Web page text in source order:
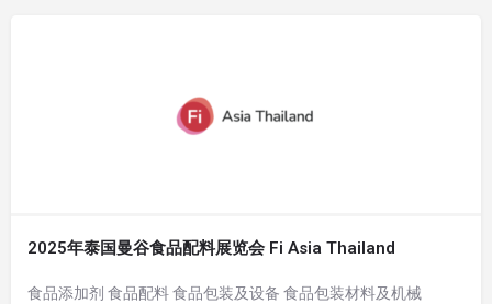
2025年泰国曼谷食品配料展览会 Fi Asia Thailand
食品添加剂 食品配料 食品包装及设备 食品包装材料及机械